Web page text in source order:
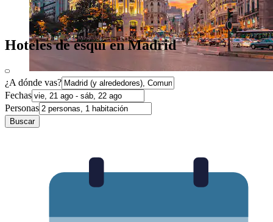
Hoteles de esquí en Madrid
¿A dónde vas?
Fechas
Personas
Buscar